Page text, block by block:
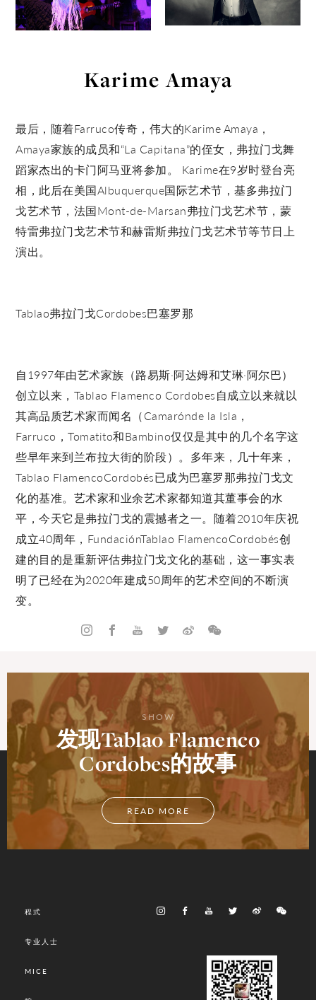
Karime Amaya
最后，随着Farruco传奇，伟大的Karime Amaya，
Amaya家族的成员和“La Capitana”的侄女，弗拉门戈舞
蹈家杰出的卡门阿马亚将参加。 Karime在9岁时登台亮
相，此后在美国Albuquerque国际艺术节，基多弗拉门
戈艺术节，法国Mont-de-Marsan弗拉门戈艺术节，蒙
特雷弗拉门戈艺术节和赫雷斯弗拉门戈艺术节等节日上
演出。
Tablao弗拉门戈Cordobes巴塞罗那
自1997年由艺术家族（路易斯·阿达姆和艾琳·阿尔巴）
创立以来，Tablao Flamenco Cordobes自成立以来就以
其高品质艺术家而闻名（Camarónde la Isla，
Farruco，Tomatito和Bambino仅仅是其中的几个名字这
些早年来到兰布拉大街的阶段）。多年来，几十年来，
Tablao FlamencoCordobés已成为巴塞罗那弗拉门戈文
化的基准。艺术家和业余艺术家都知道其董事会的水
平，今天它是弗拉门戈的震撼者之一。随着2010年庆祝
成立40周年，FundaciónTablao FlamencoCordobés创
建的目的是重新评估弗拉门戈文化的基础，这一事实表
明了已经在为2020年建成50周年的艺术空间的不断演
变。
SHOW
发现Tablao Flamenco
Cordobes的故事
READ MORE
程式
专业人士
MICE